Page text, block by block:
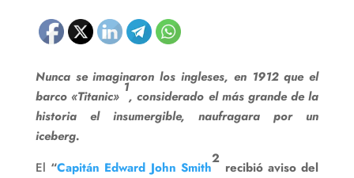
Nunca se imaginaron los ingleses, en 1912 que el
barco «Titanic»
1
, considerado el más grande de la
historia el insumergible, naufragara por un
iceberg.
El “Capitán Edward John Smith
2
recibió aviso del